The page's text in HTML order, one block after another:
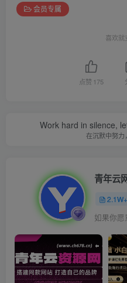
会员专属
喜欢就
点赞 175
Work hard in silence,
在沉默中努力
青年云
2.1W+
如果你